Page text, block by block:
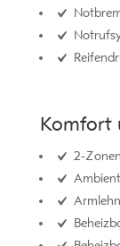
Komfort
2-